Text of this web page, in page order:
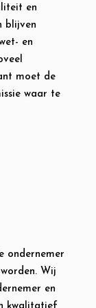
en
blijven
en
moet de
waar te
ondernemer
Wij
en